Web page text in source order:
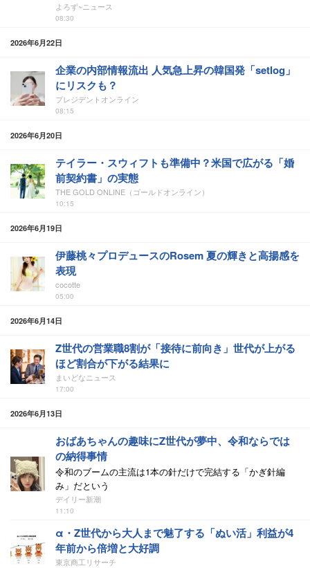
よろず~ニュース
08:30
2026年6月22日
企業の内部情報流出 人気急上昇の韓国発「setlog」
にリスクも？
プレジデントオンライン
08:15
2026年6月20日
テイラー・スウィフトも準備中？米国で広がる「婚
前契約書」の実態
THE GOLD ONLINE（ゴールドオンライン）
10:15
2026年6月19日
伊藤桃々プロデュースのRosem 夏の輝きと高揚感を
表現
cocotte
05:00
2026年6月14日
Z世代の営業職8割が「接待に前向き」世代が上がる
ほど割合が下がる結果に
まいどなニュース
17:00
2026年6月13日
おばあちゃんの趣味にZ世代が夢中、令和ならでは
の納得事情
令和のブームの主流は1本の針だけで完結する「かぎ針編
み」だという
デイリー新潮
11:10
α・Z世代から大人まで魅了する「ぬい活」利益が4
年前から倍増と大好調
東京商工リサーチ